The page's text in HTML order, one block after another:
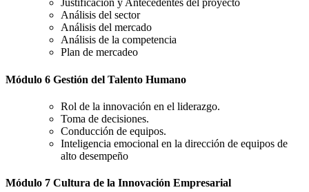
Justificación y Antecedentes del proyecto
Análisis del sector
Análisis del mercado
Análisis de la competencia
Plan de mercadeo
Módulo 6 Gestión del Talento Humano
Rol de la innovación en el liderazgo.
Toma de decisiones.
Conducción de equipos.
Inteligencia emocional en la dirección de equipos de
alto desempeño
Módulo 7 Cultura de la Innovación Empresarial